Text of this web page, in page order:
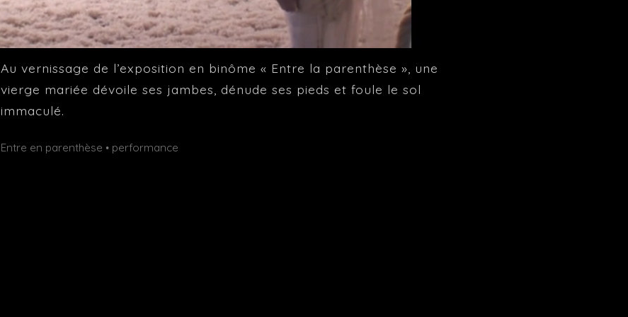
Au vernissage de l’exposition en binôme « Entre la parenthèse », une
vierge mariée dévoile ses jambes, dénude ses pieds et foule le sol
immaculé.
Publié
Entre en parenthèseÉtiquettes :
• performance